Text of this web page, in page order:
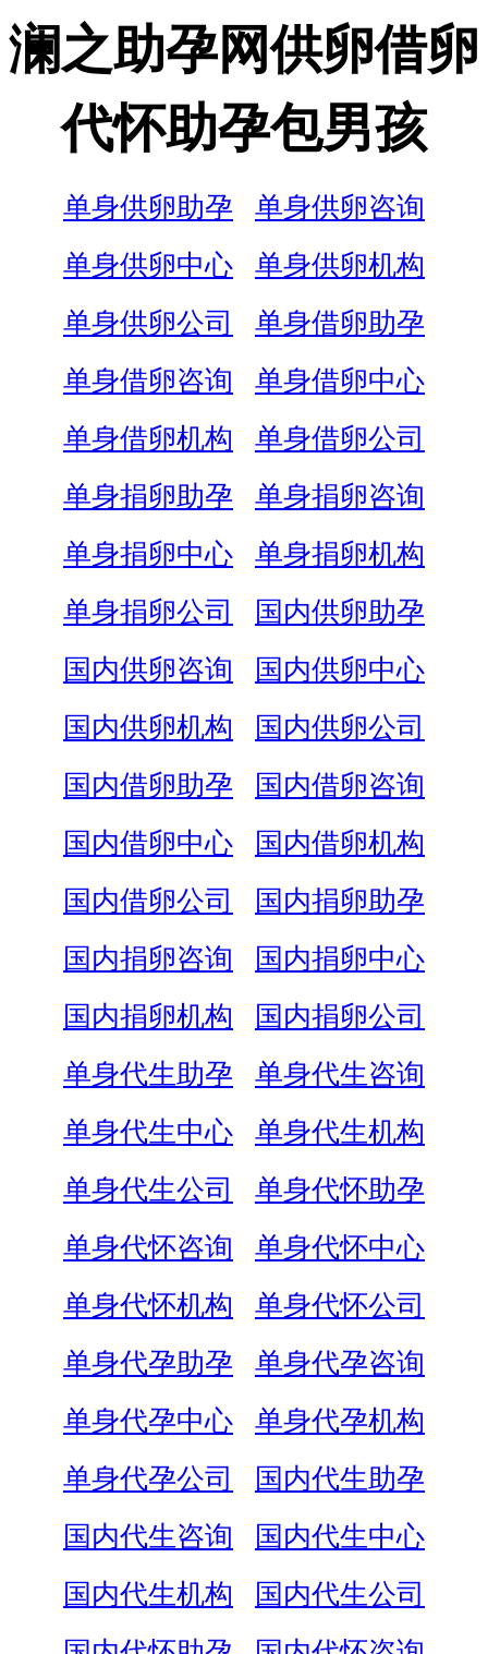
澜之助孕网供卵借卵
代怀助孕包男孩
单身供卵助孕
单身供卵咨询
单身供卵中心
单身供卵机构
单身供卵公司
单身借卵助孕
单身借卵咨询
单身借卵中心
单身借卵机构
单身借卵公司
单身捐卵助孕
单身捐卵咨询
单身捐卵中心
单身捐卵机构
单身捐卵公司
国内供卵助孕
国内供卵咨询
国内供卵中心
国内供卵机构
国内供卵公司
国内借卵助孕
国内借卵咨询
国内借卵中心
国内借卵机构
国内借卵公司
国内捐卵助孕
国内捐卵咨询
国内捐卵中心
国内捐卵机构
国内捐卵公司
单身代生助孕
单身代生咨询
单身代生中心
单身代生机构
单身代生公司
单身代怀助孕
单身代怀咨询
单身代怀中心
单身代怀机构
单身代怀公司
单身代孕助孕
单身代孕咨询
单身代孕中心
单身代孕机构
单身代孕公司
国内代生助孕
国内代生咨询
国内代生中心
国内代生机构
国内代生公司